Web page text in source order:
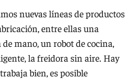
nuevas líneas de productos
entre ellas una
mano, un robot de cocina,
la freidora sin aire. Hay
bien, es posible